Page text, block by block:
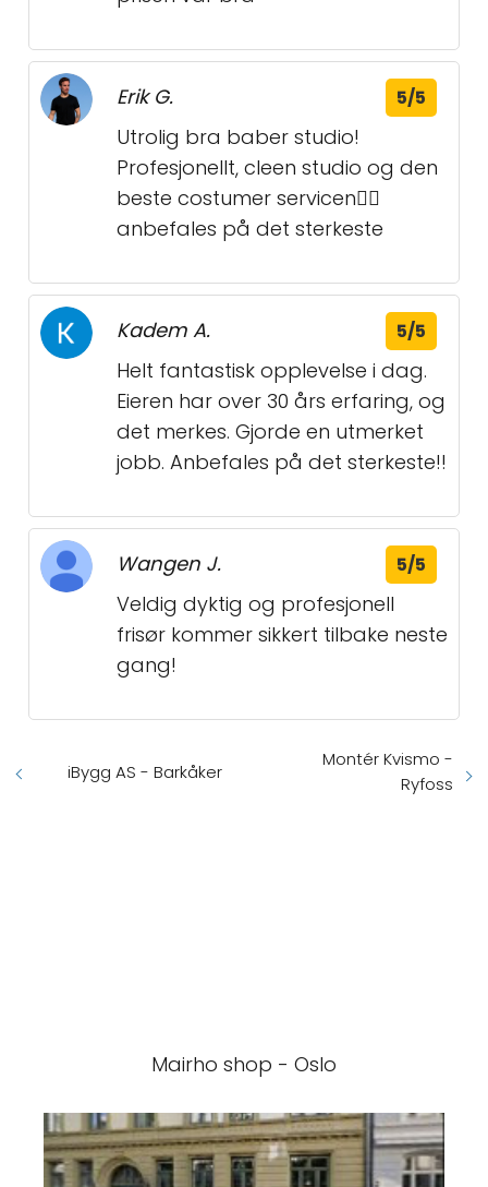
Erik G. 5/5
Utrolig bra baber studio!
Profesjonellt, cleen studio og den
beste costumer servicen👌🏼
anbefales på det sterkeste
Kadem A. 5/5
Helt fantastisk opplevelse i dag.
Eieren har over 30 års erfaring, og
det merkes. Gjorde en utmerket
jobb. Anbefales på det sterkeste!!
Wangen J. 5/5
Veldig dyktig og profesjonell
frisør kommer sikkert tilbake neste
gang!
iBygg AS - Barkåker
Montér Kvismo -
Ryfoss
Mairho shop - Oslo